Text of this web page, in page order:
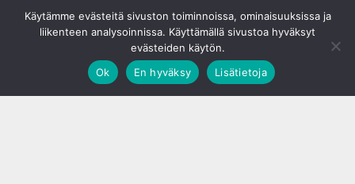
Käytämme evästeitä sivuston toiminnoissa, ominaisuuksissa ja
liikenteen analysoinnissa. Käyttämällä sivustoa hyväksyt
evästeiden käytön.
Ok
En hyväksy Lisätietoja